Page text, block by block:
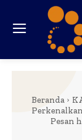
Beranda
Pesan